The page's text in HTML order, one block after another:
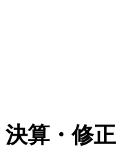
決算・修正